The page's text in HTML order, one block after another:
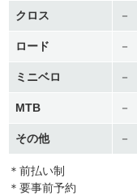
クロス －
ロード －
ミニベロ －
MTB －
その他 －
＊前払い制
＊要事前予約